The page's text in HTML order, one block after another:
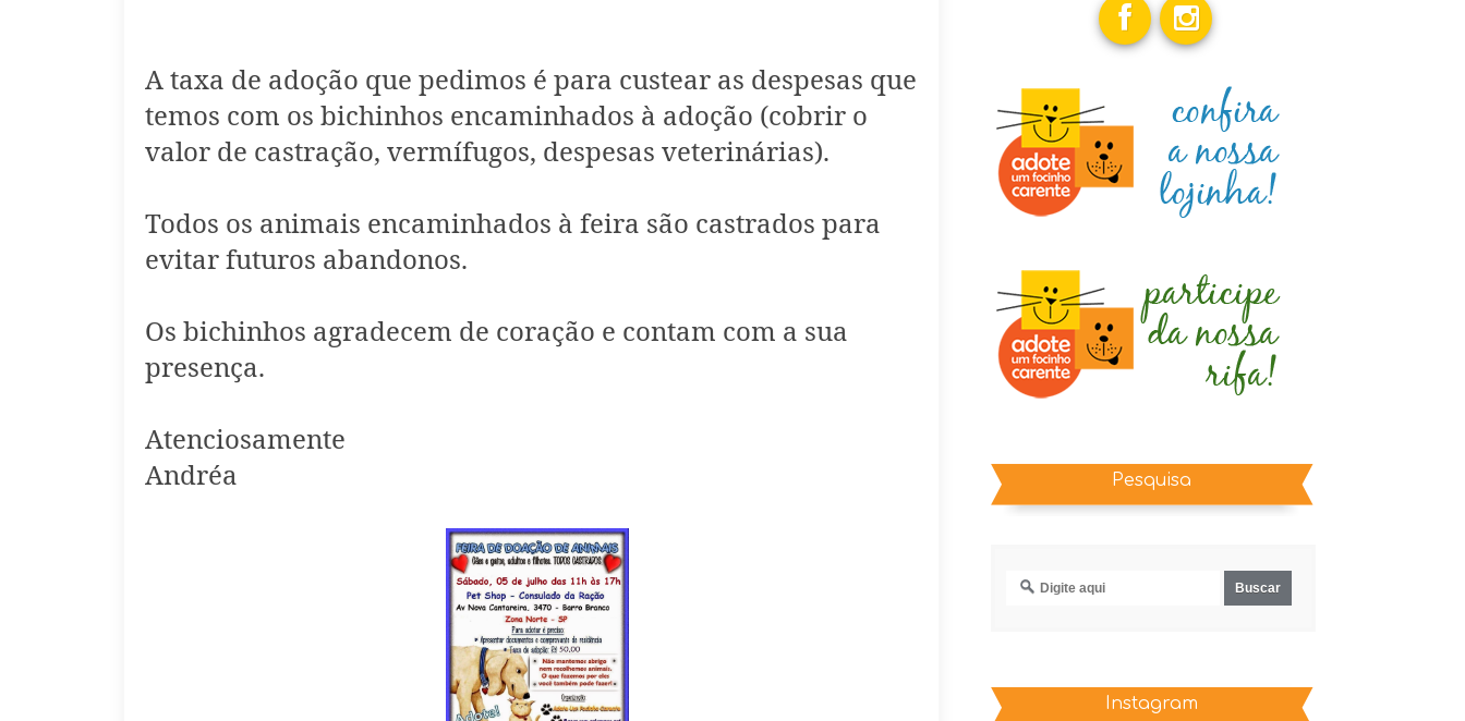
A taxa de adoção que pedimos é para custear as despesas que
temos com os bichinhos encaminhados à adoção (cobrir o
valor de castração, vermífugos, despesas veterinárias).
Todos os animais encaminhados à feira são castrados para
evitar futuros abandonos.
Os bichinhos agradecem de coração e contam com a sua
presença.
Atenciosamente
Andréa
Pesquisa
Instagram